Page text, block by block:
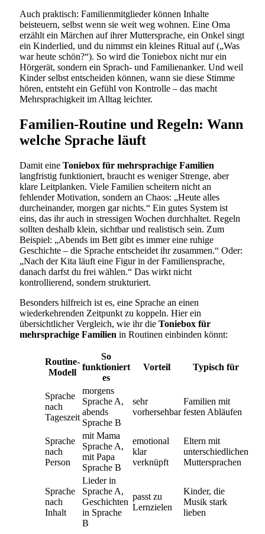
Auch praktisch: Familienmitglieder können Inhalte
beisteuern, selbst wenn sie weit weg wohnen. Eine Oma
erzählt ein Märchen auf ihrer Muttersprache, ein Onkel singt
ein Kinderlied, und du nimmst ein kleines Ritual auf („Was
war heute schön?“). So wird die Toniebox nicht nur ein
Hörgerät, sondern ein Sprach- und Familienanker. Und weil
Kinder selbst entscheiden können, wann sie diese Stimme
hören, entsteht ein Gefühl von Kontrolle – das macht
Mehrsprachigkeit im Alltag leichter.
Familien-Routine und Regeln: Wann
welche Sprache läuft
Damit eine Toniebox für mehrsprachige Familien
langfristig funktioniert, braucht es weniger Strenge, aber
klare Leitplanken. Viele Familien scheitern nicht an
fehlender Motivation, sondern an Chaos: „Heute alles
durcheinander, morgen gar nichts.“ Ein gutes System ist
eins, das ihr auch in stressigen Wochen durchhaltet. Regeln
sollten deshalb klein, sichtbar und realistisch sein. Zum
Beispiel: „Abends im Bett gibt es immer eine ruhige
Geschichte – die Sprache entscheidet ihr zusammen.“ Oder:
„Nach der Kita läuft eine Figur in der Familiensprache,
danach darfst du frei wählen.“ Das wirkt nicht
kontrollierend, sondern strukturiert.
Besonders hilfreich ist es, eine Sprache an einen
wiederkehrenden Zeitpunkt zu koppeln. Hier ein
übersichtlicher Vergleich, wie ihr die Toniebox für
mehrsprachige Familien in Routinen einbinden könnt:
Routine-
Modell
So
funktioniert
es
Vorteil Typisch für
Sprache
nach
Tageszeit
morgens
Sprache A,
abends
Sprache B
sehr
vorhersehbar
Familien mit
festen Abläufen
Sprache
nach
Person
mit Mama
Sprache A,
mit Papa
Sprache B
emotional
klar
verknüpft
Eltern mit
unterschiedlichen
Muttersprachen
Sprache
nach
Inhalt
Lieder in
Sprache A,
Geschichten
in Sprache
B
passt zu
Lernzielen
Kinder, die
Musik stark
lieben